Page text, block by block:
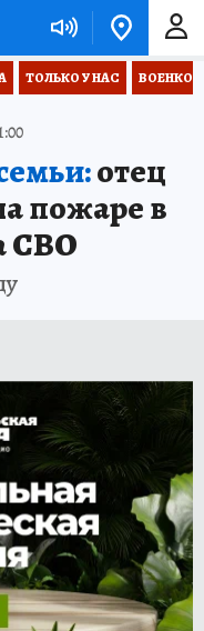
ТОЛЬКО У НАС
отец
пожаре в
СВО